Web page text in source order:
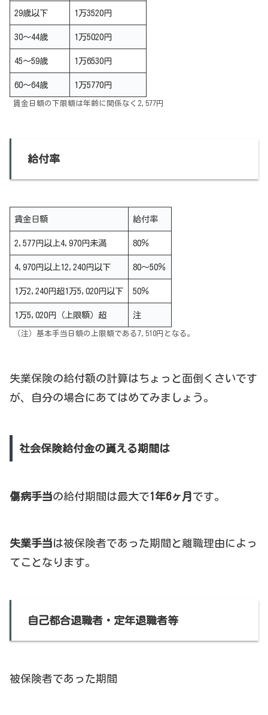
29歳以下 1万3520円
30～44歳 1万5020円
45～59歳 1万6530円
60～64歳 1万5770円
賃金日額の下限額は年齢に関係なく2,577円
給付率
賃金日額 給付率
2,577円以上4,970円未満 80％
4,970円以上12,240円以下 80～50％
1万2,240円超1万5,020円以下 50％
1万5,020円（上限額）超 注
（注）基本手当日額の上限額である7,510円となる。
失業保険の給付額の計算はちょっと面倒くさいです
が、自分の場合にあてはめてみましょう。
社会保険給付金の貰える期間は
傷病手当の給付期間は最大で1年6ヶ月 です。
失業手当は被保険者であった期間と離職理由によっ
てことなります。
自己都合退職者・定年退職者等
被保険者であった期間